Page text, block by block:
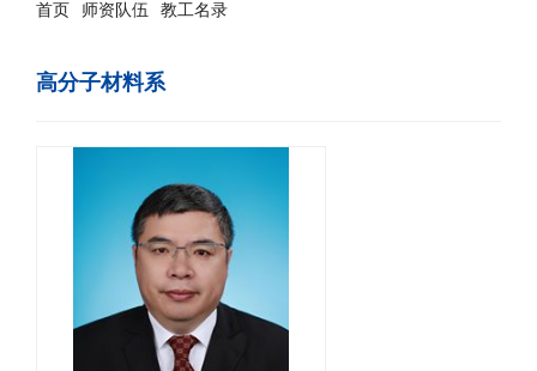
首页 师资队伍 教工名录
高分子材料系